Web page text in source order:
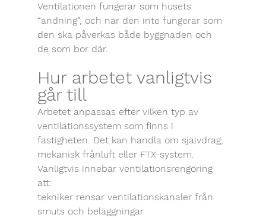
Ventilationen fungerar som husets
“andning”, och när den inte fungerar som
den ska påverkas både byggnaden och
de som bor där.
Hur arbetet vanligtvis
går till
Arbetet anpassas efter vilken typ av
ventilationssystem som finns i
fastigheten. Det kan handla om självdrag,
mekanisk frånluft eller FTX-system.
Vanligtvis innebär ventilationsrengöring
att:
tekniker rensar ventilationskanaler från
smuts och beläggningar